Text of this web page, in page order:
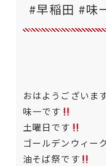
#早稲田 #
おはようございま
味一です
土曜日です
ゴールデンウィー
油そば祭です